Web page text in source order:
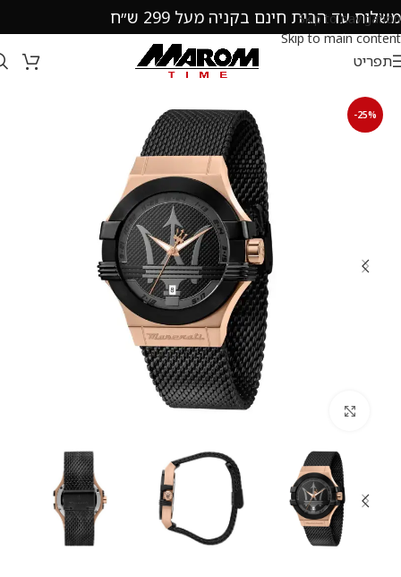
Skip to navigation
Skip to main content
משלוח עד הבית חינם בקניה מעל 299 ש״ח
תפריט
-25%